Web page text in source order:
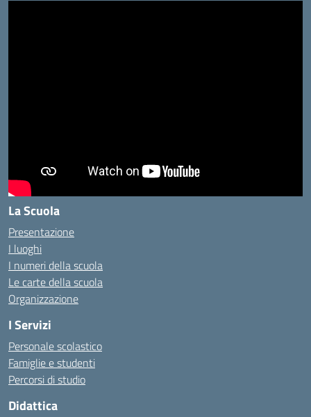
La Scuola
Presentazione
I luoghi
I numeri della scuola
Le carte della scuola
Organizzazione
I Servizi
Personale scolastico
Famiglie e studenti
Percorsi di studio
Didattica